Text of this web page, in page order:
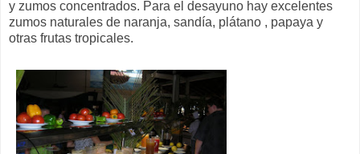
y zumos concentrados. Para el desayuno hay excelentes
zumos naturales de naranja, sandía, plátano , papaya y
otras frutas tropicales.